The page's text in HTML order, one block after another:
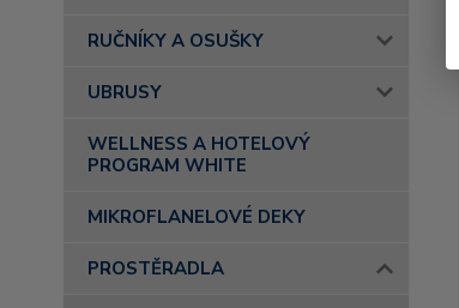
RUČNÍKY A OSUŠKY
UBRUSY
WELLNESS A HOTELOVÝ
PROGRAM WHITE
MIKROFLANELOVÉ DEKY
PROSTĚRADLA